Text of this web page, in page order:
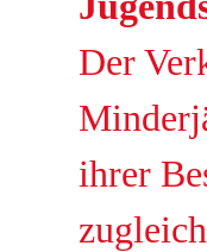
Der
ihrer